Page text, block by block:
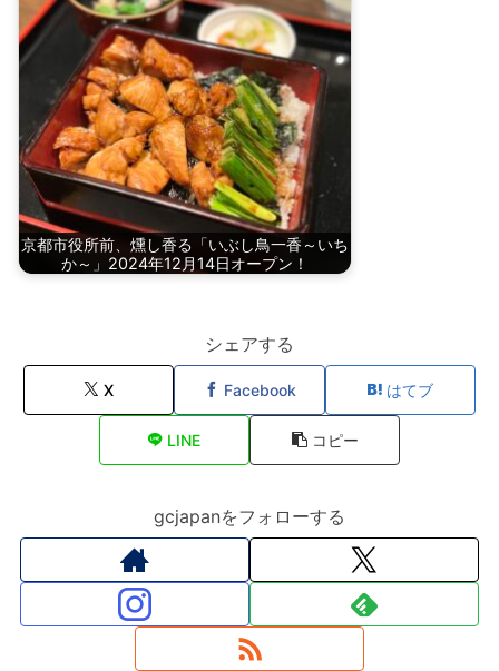
京都市役所前、燻し香る「いぶし鳥一香～いち
か～」2024年12月14日オープン！
シェアする
X Facebook はてブ
LINE コピー
gcjapanをフォローする